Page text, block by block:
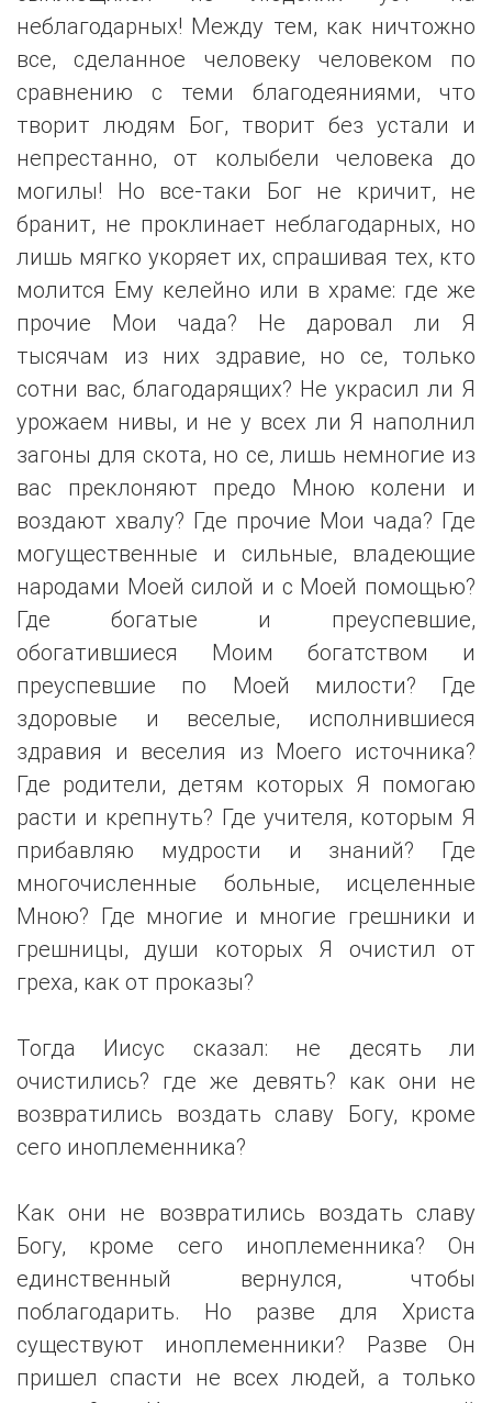
неблагодарных! Между тем, как ничтожно
все, сделанное человеку человеком по
сравнению с теми благодеяниями, что
творит людям Бог, творит без устали и
непрестанно, от колыбели человека до
могилы! Но все-таки Бог не кричит, не
бранит, не проклинает неблагодарных, но
лишь мягко укоряет их, спрашивая тех, кто
молится Ему келейно или в храме: где же
прочие Мои чада? Не даровал ли Я
тысячам из них здравие, но се, только
сотни вас, благодарящих? Не украсил ли Я
урожаем нивы, и не у всех ли Я наполнил
загоны для скота, но се, лишь немногие из
вас преклоняют предо Мною колени и
воздают хвалу? Где прочие Мои чада? Где
могущественные и сильные, владеющие
народами Моей силой и с Моей помощью?
Где богатые и преуспевшие,
обогатившиеся Моим богатством и
преуспевшие по Моей милости? Где
здоровые и веселые, исполнившиеся
здравия и веселия из Моего источника?
Где родители, детям которых Я помогаю
расти и крепнуть? Где учителя, которым Я
прибавляю мудрости и знаний? Где
многочисленные больные, исцеленные
Мною? Где многие и многие грешники и
грешницы, души которых Я очистил от
греха, как от проказы?
Тогда Иисус сказал: не десять ли
очистились? где же девять? как они не
возвратились воздать славу Богу, кроме
сего иноплеменника?
Как они не возвратились воздать славу
Богу, кроме сего иноплеменника? Он
единственный вернулся, чтобы
поблагодарить. Но разве для Христа
существуют иноплеменники? Разве Он
пришел спасти не всех людей, а только